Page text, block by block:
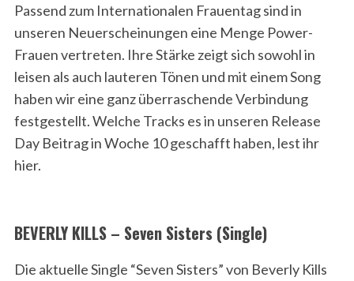
Passend zum Internationalen Frauentag sind in
unseren Neuerscheinungen eine Menge Power-
Frauen vertreten. Ihre Stärke zeigt sich sowohl in
leisen als auch lauteren Tönen und mit einem Song
haben wir eine ganz überraschende Verbindung
festgestellt. Welche Tracks es in unseren Release
Day Beitrag in Woche 10 geschafft haben, lest ihr
hier.
BEVERLY KILLS – Seven Sisters (Single)
Die aktuelle Single “Seven Sisters” von Beverly Kills